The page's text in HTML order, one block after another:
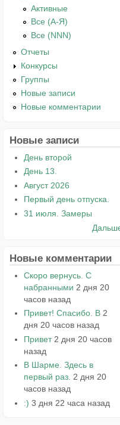
Активные
Все (А-Я)
Все (NNN)
Отчеты
Конкурсы
Группы
Новые записи
Новые комментарии
Новые записи
День второй
День 13.
Август 2026
Первый день отпуска.
31 июля. Замеры
Новые комментарии
Скоро вернусь. С
набранными 2 дня 20
часов назад
Привет! Спасибо. В 2
дня 20 часов назад
Привет 2 дня 20 часов
назад
В Шарме. Здесь в
первый раз. 2 дня 20
часов назад
:) 3 дня 22 часа назад